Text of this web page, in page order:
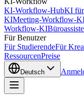
KI-Workflow-HubKI für
KIMeeting-Workflow-
Workflow-KI
Für Benutzer
Für StudierendeFür
RessourcenPreise
Deutsch